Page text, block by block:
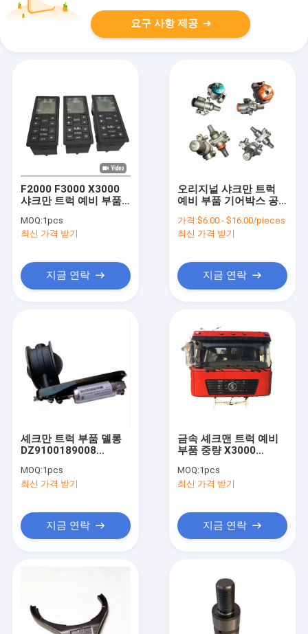
우리 에 관한 것
요구 사항 제공
F2000 F3000 X3000
샤크만 트럭 예비 부품
DZ95189585345
MOQ:1pcs
최신 가격 받기
지금 연락
오리지널 샤크만 트럭
예비 부품 기어박스 공
C03002 A-4740 변속
기 부품
가격:$6.00 - $16.00/pieces
최신 가격 받기
지금 연락
셰크만 트럭 부품 델롱
DZ9100189008
에 대한 배기가스 브레
이크 밸브
MOQ:1pcs
최신 가격 받기
지금 연락
금속 셰크맨 트럭 예비
부품 중량 X3000
빈 교체
MOQ:1pcs
최신 가격 받기
지금 연락